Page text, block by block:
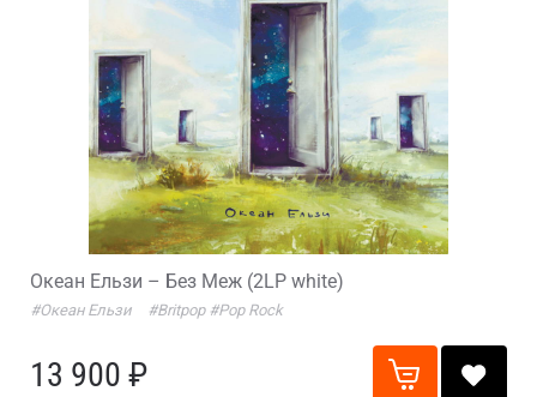
Океан Ельзи – Без Меж (2LP white)
#Океан Ельзи #Britpop #Pop Rock
13 900 ₽